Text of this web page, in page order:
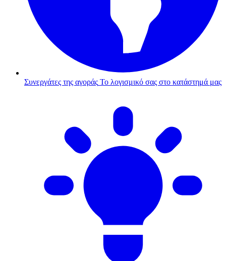
Συνεργάτες της αγοράς Το λογισμικό σας στο κατάστημά μας